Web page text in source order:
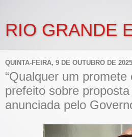
RIO GRANDE
QUINTA-FEIRA, 9 DE OUTUBRO DE 2025
“Qualquer um promete
prefeito sobre
anunciada pelo